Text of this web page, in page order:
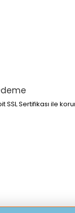
SSL Sertifikası ile